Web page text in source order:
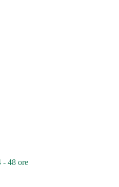
- 48 ore